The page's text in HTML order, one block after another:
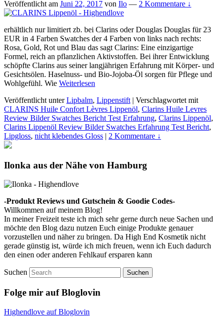
Veröffentlicht am Juni 22, 2017 von Ilo — 2 Kommentare ↓
erhältlich nur limitiert zb. bei Clarins oder Douglas Douglas für 23
EUR in 4 Farben Swatches der 4 Farben von links nach rechts:
Rosa, Gold, Rot und Blau das sagt Clarins: Eine einzigartige
Formel, reich an pflanzlichen Aktivstoffen. Bei ihrer Entwicklung
schöpfte Clarins aus seiner langjährigen Erfahrung mit Körper- und
Gesichtsölen. Haselnuss- und Bio-Jojoba-Öl sorgen für Pflege und
Wohlgefühl. Wie Weiterlesen
Veröffentlicht unter Lipbalm, Lippenstift | Verschlagwortet mit
CLARINS Huile Confort Lèvres Lippenöl, Clarins Huile Levres
Review Bilder Swatches Bericht Test Erfahrung, Clarins Lippenöl,
Clarins Lippenöl Review Bilder Swatches Erfahrung Test Bericht,
Lipgloss, nicht klebendes Gloss | 2 Kommentare ↓
Ilonka aus der Nähe von Hamburg
-Produkt Reviews und Gutschein & Goodie Codes-
Willkommen auf meinem Blog!
In meiner Freizeit teste ich mich sehr gerne durch neue Sachen und
möchte den Blog dazu nutzen Euch einige Produkte genauer
vorzustellen und näher zu bringen. Da High End Kosmetik nicht
gerade günstig ist, würde ich mich freuen, wenn ich Euch dadurch
den einen oder anderen Fehlkauf ersparen kann
Suchen
Folge mir auf Bloglovin
Highendlove auf Bloglovin